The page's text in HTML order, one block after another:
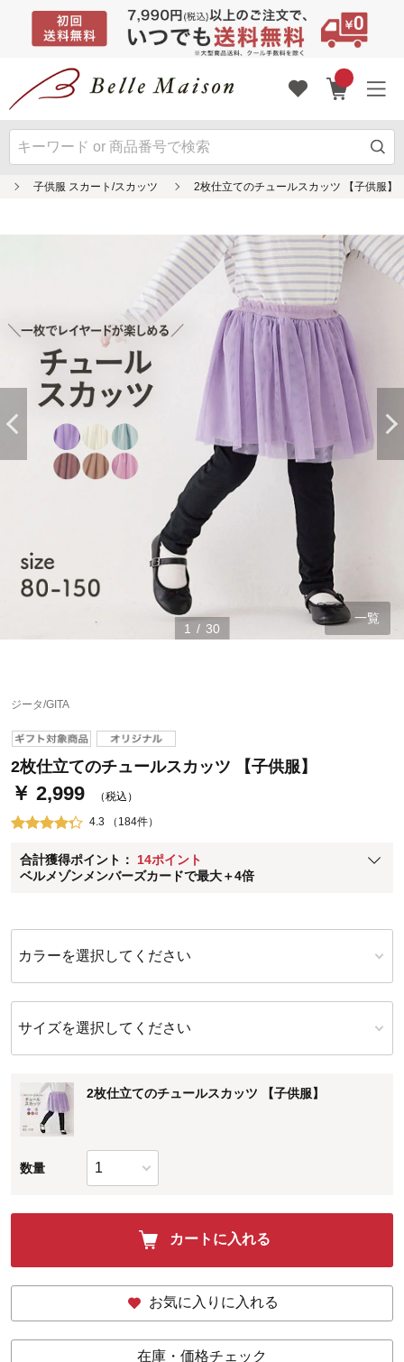
子供服 スカート/スカッツ 2枚仕立てのチュールスカッツ 【子供服】
1 / 30
一覧
ジータ/GITA
2枚仕立てのチュールスカッツ 【子供服】
￥ 2,999 （税込）
4.3 （184件）
合計獲得ポイント： 14ポイント
ベルメゾンメンバーズカードで最大＋4倍
ベルメゾン・ポイントについて
通常商品送料無料 返品引取無料（JCBのみ）
即時入会なら更に500円OFFクーポンプレゼント
※メンバーズカードの加算ポイントはステージ倍率適用前の基本ポイント
に対して適用されます。
カラーを選択してください
サイズを選択してください
2枚仕立てのチュールスカッツ 【子供服】
数量
カートに入れる
お気に入りに入れる
在庫・価格チェック